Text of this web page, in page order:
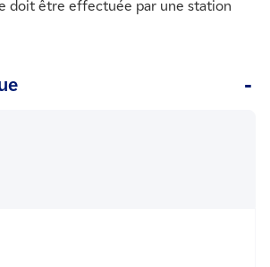
doit être effectuée par une station